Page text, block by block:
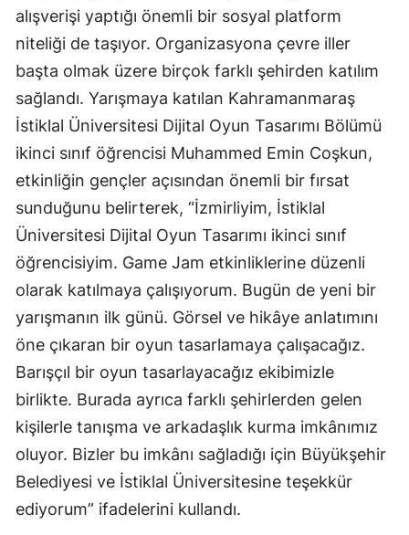
alışverişi yaptığı önemli bir sosyal platform
niteliği de taşıyor. Organizasyona çevre iller
başta olmak üzere birçok farklı şehirden katılım
sağlandı. Yarışmaya katılan Kahramanmaraş
İstiklal Üniversitesi Dijital Oyun Tasarımı Bölümü
ikinci sınıf öğrencisi Muhammed Emin Coşkun,
etkinliğin gençler açısından önemli bir fırsat
sunduğunu belirterek, “İzmirliyim, İstiklal
Üniversitesi Dijital Oyun Tasarımı ikinci sınıf
öğrencisiyim. Game Jam etkinliklerine düzenli
olarak katılmaya çalışıyorum. Bugün de yeni bir
yarışmanın ilk günü. Görsel ve hikâye anlatımını
öne çıkaran bir oyun tasarlamaya çalışacağız.
Barışçıl bir oyun tasarlayacağız ekibimizle
birlikte. Burada ayrıca farklı şehirlerden gelen
kişilerle tanışma ve arkadaşlık kurma imkânımız
oluyor. Bizler bu imkânı sağladığı için Büyükşehir
Belediyesi ve İstiklal Üniversitesine teşekkür
ediyorum” ifadelerini kullandı.